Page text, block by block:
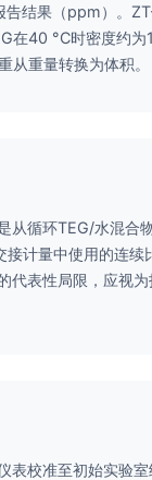
告结果（ppm）。
在40 °C时密度约为
从重量转换为体积。
从循环TEG/水混合
接计量中使用的连续
代表性局限，应视
表校准至初始实验室